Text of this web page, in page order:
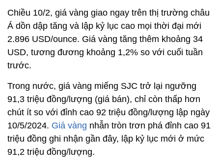
Chiều 10/2, giá vàng giao ngay trên thị trường châu
Á dồn dập tăng và lập kỷ lục cao mọi thời đại mới
2.896 USD/ounce. Giá vàng tăng thêm khoảng 34
USD, tương đương khoảng 1,2% so với cuối tuần
trước.
Trong nước, giá vàng miếng SJC trở lại ngưỡng
91,3 triệu đồng/lượng (giá bán), chỉ còn thấp hơn
chút ít so với đỉnh cao 92 triệu đồng/lượng lập ngày
10/5/2024. Giá vàng nhẫn tròn trơn phá đỉnh cao 91
triệu đồng ghi nhận gần đây, lập kỷ lục mới ở mức
91,2 triệu đồng/lượng.